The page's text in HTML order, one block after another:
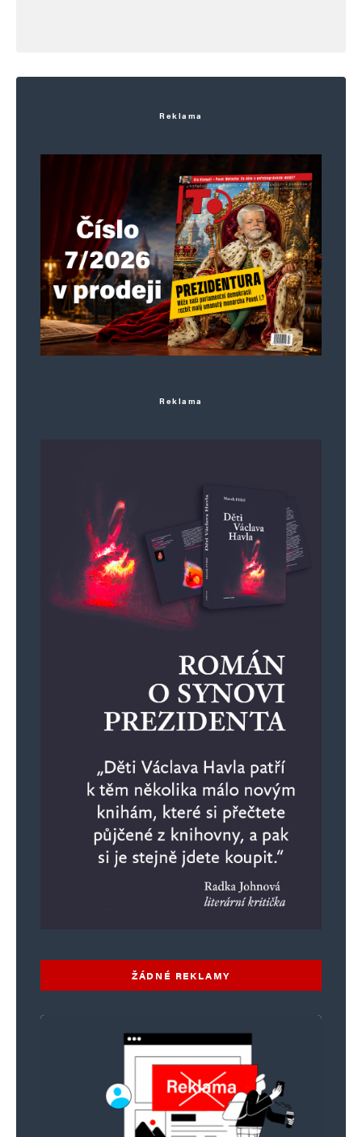
Bohužel – na bláboly novinek, seznamu, forumu
24 a podobných medií skáče pořád mnoho lidí.
Odpovědět
Napsat komentář
Vaše e-mailová adresa nebude zveřejněna.Vyžadované informace jsou
označeny*
Webová stránka
Uložit do prohlížeče jméno, e-mail a webovou stránku pro budoucí
Informujte mě o nových komentářích e-mailem.
Informujte mě o nových příspěvcích e-mailem.
Alternative:
Reklama
Reklama
ŽÁDNÉ REKLAMY